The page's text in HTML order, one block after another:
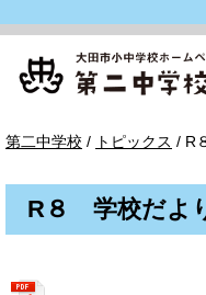
二
現
の
置：
第二中学校 / トピックス / R
R８ 学校だよ